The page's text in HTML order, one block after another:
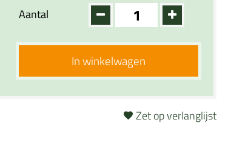
Aantal
In winkelwagen
Zet op verlanglijst